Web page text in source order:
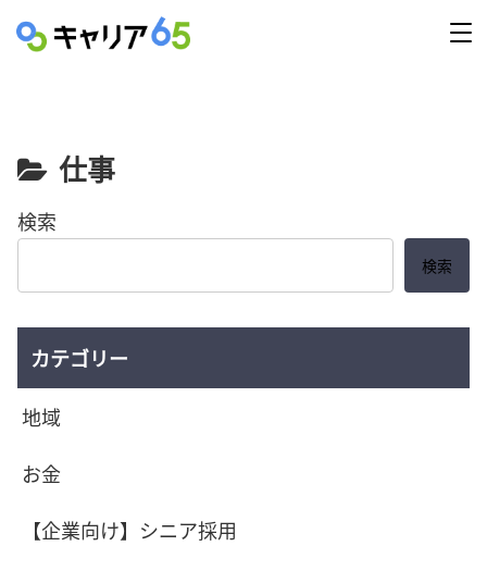
仕事
検索
検索
カテゴリー
地域
お金
【企業向け】シニア採用